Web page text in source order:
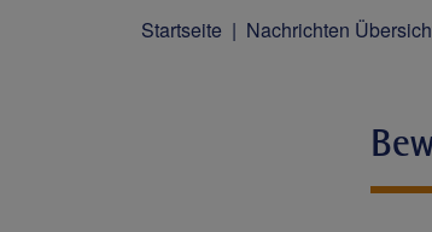
Startseite Nachrichten